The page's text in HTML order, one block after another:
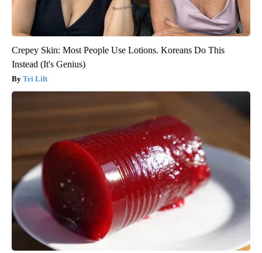
Crepey Skin: Most People Use Lotions. Koreans Do This
Instead (It's Genius)
Tri Lift